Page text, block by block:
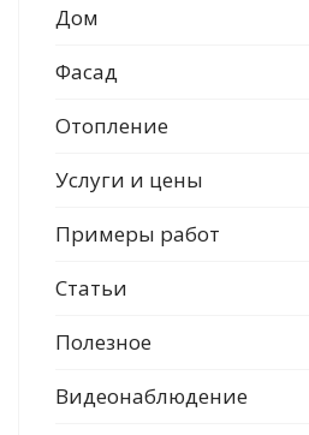
Дом
Фасад
Отопление
Услуги и цены
Примеры работ
Статьи
Полезное
Видеонаблюдение